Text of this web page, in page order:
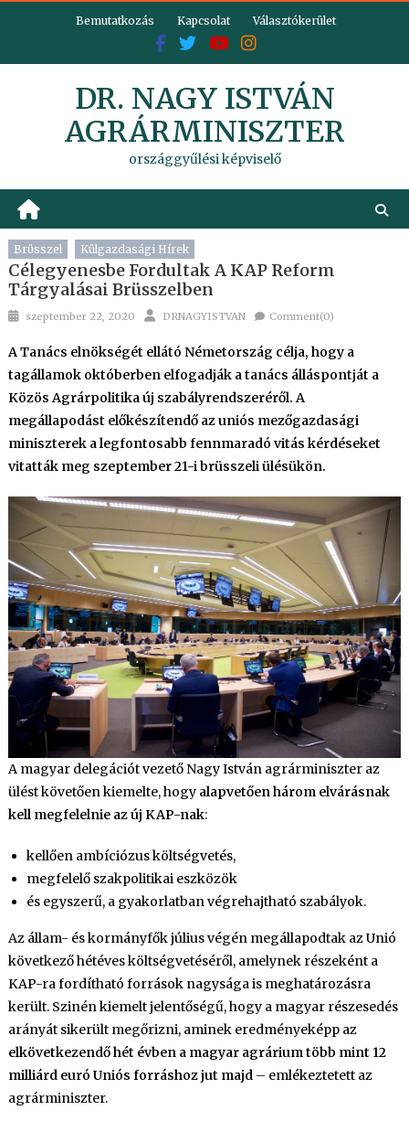
Bemutatkozás Kapcsolat Választókerület
DR. NAGY ISTVÁN
AGRÁRMINISZTER
országgyűlési képviselő
Brüsszel Külgazdasági Hírek
Célegyenesbe Fordultak A KAP Reform
Tárgyalásai Brüsszelben
Posted
szeptember 22, 2020 Author
DRNAGYISTVAN Comment(0)
A Tanács elnökségét ellátó Németország célja, hogy a
tagállamok októberben elfogadják a tanács álláspontját a
Közös Agrárpolitika új szabályrendszeréről. A
megállapodást előkészítendő az uniós mezőgazdasági
miniszterek a legfontosabb fennmaradó vitás kérdéseket
vitatták meg szeptember 21-i brüsszeli ülésükön.
A magyar delegációt vezető Nagy István agrárminiszter az
ülést követően kiemelte, hogy alapvetően három elvárásnak
kell megfelelnie az új KAP-nak:
kellően ambíciózus költségvetés,
megfelelő szakpolitikai eszközök
és egyszerű, a gyakorlatban végrehajtható szabályok.
Az állam- és kormányfők július végén megállapodtak az Unió
következő hétéves költségvetéséről, amelynek részeként a
KAP-ra fordítható források nagysága is meghatározásra
került. Szinén kiemelt jelentőségű, hogy a magyar részesedés
arányát sikerült megőrizni, aminek eredményeképp az
elkövetkezendő hét évben a magyar agrárium több mint 12
milliárd euró Uniós forráshoz jut majd– emlékeztetett az
agrárminiszter.